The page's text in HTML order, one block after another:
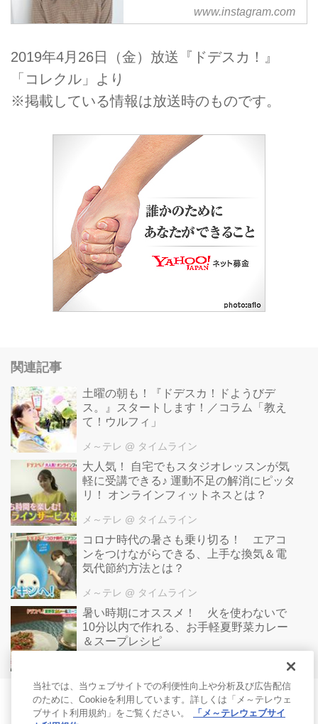
392 Posts - See Instagram photos
and videos from 島津咲苗（メ～
(@sanae_shimazu)
www.instagram.com
2019年4月26日（金）放送『ドデスカ！』
「コレクル」より
※掲載している情報は放送時のものです。
関連記事
土曜の朝も！『ドデスカ！ドようびデ
ス。』スタートします！／コラム「教え
て！ウルフィ」
メ～テレ @ タイムライン
大人気！ 自宅でもスタジオレッスンが気
軽に受講できる♪ 運動不足の解消にピッタ
リ！ オンラインフィットネスとは？
メ～テレ @ タイムライン
コロナ時代の暑さも乗り切る！ エアコ
ンをつけながらできる、上手な換気＆電
気代節約方法とは？
メ～テレ @ タイムライン
暑い時期にオススメ！ 火を使わないで
10分以内で作れる、お手軽夏野菜カレー
＆スープレシピ
当社では、当ウェブサイトでの利便性向上や分析及び広告配信
のために、Cookieを利用しています。詳しくは「メ～テレウェ
ブサイト利用規約」をご覧ください。
「メ～テレウェブサイ